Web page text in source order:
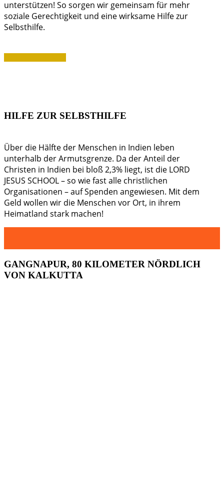
unterstützen! So sorgen wir gemeinsam für mehr
soziale Gerechtigkeit und eine wirksame Hilfe zur
Selbsthilfe.
HILFE ZUR SELBSTHILFE
Über die Hälfte der Menschen in Indien leben
unterhalb der Armutsgrenze. Da der Anteil der
Christen in Indien bei bloß 2,3% liegt, ist die LORD
JESUS SCHOOL – so wie fast alle christlichen
Organisationen – auf Spenden angewiesen. Mit dem
Geld wollen wir die Menschen vor Ort, in ihrem
Heimatland stark machen!
GANGNAPUR, 80 KILOMETER NÖRDLICH
VON KALKUTTA